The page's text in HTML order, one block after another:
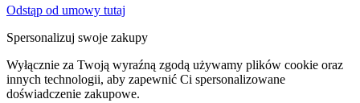
Odstąp od umowy tutaj
Spersonalizuj swoje zakupy
Wyłącznie za Twoją wyraźną zgodą używamy plików cookie oraz
innych technologii, aby zapewnić Ci spersonalizowane
doświadczenie zakupowe.